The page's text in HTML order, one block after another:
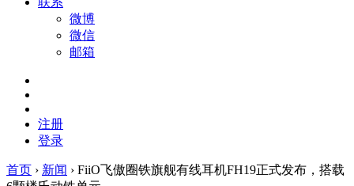
微博
微信
邮箱
注册
登录
首页 › 新闻 › FiiO飞傲圈铁旗舰有线耳机FH19正式发布，搭载